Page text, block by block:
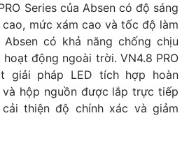
Series của Absen có độ sáng
mức xám cao và tốc độ làm
Absen có khả năng chống chịu
động ngoài trời. VN4.8 PRO
giải pháp LED tích hợp hoàn
hộp nguồn được lắp trực tiếp
thiện độ chính xác và giảm